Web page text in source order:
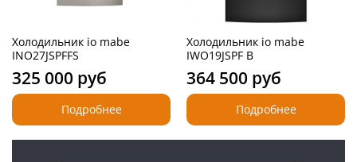
Холодильник io mabe
INO27JSPFFS
325 000 руб
Подробнее
Холодильник io mabe
IWO19JSPF B
364 500 руб
Подробнее